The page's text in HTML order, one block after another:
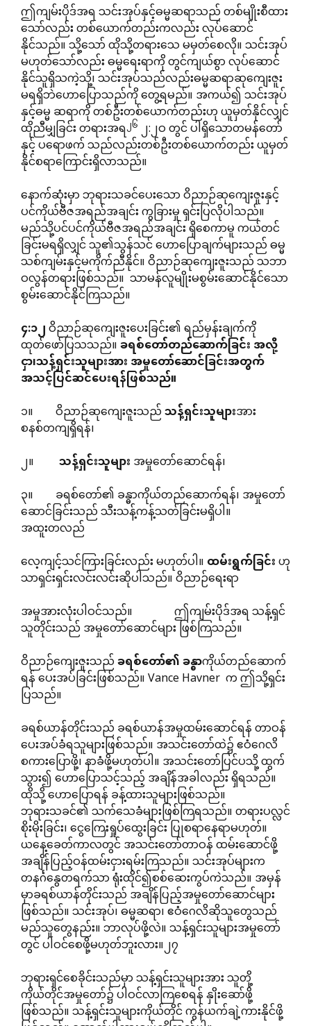
ဤကျမ်းပိုဒ်အရ သင်းအုပ်နှင့်ဓမ္မဆရာသည် တစ်မျိုးစီထား
သော်လည်း တစ်ယောက်တည်းကလည်း လုပ်ဆောင်
နိုင်သည်။ သို့သော် ထိုသို့တရားသေ မမှတ်စေလို။ သင်းအုပ်
မဟုတ်သော်လည်း ဓမ္မရေးရာကို တွင်ကျယ်စွာ လုပ်ဆောင်
နိုင်သူရှိသကဲ့သို့၊ သင်းအုပ်သည်လည်းဓမ္မဆရာဆုကျေးဇူး
မရရှိဘဲဟောပြောသည်ကို တွေ့ရမည်။ အကယ်၍ သင်းအုပ်
နှင့်ဓမ္မ ဆရာကို တစ်ဦးတစ်ယောက်တည်းဟု ယူမှတ်နိုင်လျှင်
ထိုညီမျှခြင်း တရားအရ၂၆၂:၂ဝ တွင် ပါရှိသောတမန်တော်
နှင့် ပရောဖက် သည်လည်းတစ်ဦးတစ်ယောက်တည်း ယူမှတ်
နိုင်စရာကြောင်းရှိလာသည်။
နောက်ဆုံးမှာ ဘုရားသခင်ပေးသော ဝိညာဉ်ဆုကျေးဇူးနှင့်
ပင်ကိုယ်ဗီဇအရည်အချင်း ကွခြားမှု ရှင်းပြလိုပါသည်။
မည်သို့ပင်ပင်ကိုယ်ဗီဇအရည်အချင်း ရှိစေကာမူ ကယ်တင်
ခြင်းမရရှိလျှင် သူ၏သွန်သင် ဟောပြောချက်များသည် ဓမ္မ
သစ်ကျမ်းနှင့်မကိုက်ညီနိုင်။ ဝိညာဉ်ဆုကျေးဇူးသည် သဘာ
ဝလွန်တရားဖြစ်သည်။ သာမန်လူမျိုးမစွမ်းဆောင်နိုင်သော
စွမ်းဆောင်နိုင်ကြသည်။
၄:၁၂ဝိညာဉ်ဆုကျေးဇူးပေးခြင်း၏ ရည်မှန်းချက်ကို
ထုတ်ဖော်ပြသသည်။ခရစ်တော်တည်ဆောက်ခြင်းအလို့
ငှာ၊သန့်ရှင်းသူများအားအမှုတော်ဆောင်ခြင်းအတွက်
အသင့်ပြင်ဆင်ပေးရန်ဖြစ်သည်။
၁။ ဝိညာဉ်ဆုကျေးဇူးသည်သန့်ရှင်းသူများအား
စနစ်တကျရှိရန်၊
၂။ သန့်ရှင်းသူများအမှုတော်ဆောင်ရန်၊
၃။ ခရစ်တော်၏ ခန္ဓာကိုယ်တည်ဆောက်ရန်၊ အမှုတော်
ဆောင်ခြင်းသည် သီးသန့်ကန့်သတ်ခြင်းမရှိပါ။
အထူးတလည်
လေ့ကျင့်သင်ကြားခြင်းလည်း မဟုတ်ပါ။ထမ်းရွက်ခြင်းဟု
သာရှင်းရှင်းလင်းလင်းဆိုပါသည်။ ဝိညာဉ်ရေးရာ
အမှုအားလုံးပါဝင်သည်။ ဤကျမ်းပိုဒ်အရ သန့်ရှင်
သူတိုင်းသည် အမှုတော်ဆောင်များ ဖြစ်ကြသည်။
ဝိညာဉ်ကျေးဇူးသည်ခရစ်တော်၏ခန္ဓာကိုယ်တည်ဆောက်
ရန် ပေးအပ်ခြင်းဖြစ်သည်။ Vance Havner က ဤသို့ရှင်း
ပြသည်။
ခရစ်ယာန်တိုင်းသည် ခရစ်ယာန်အမှုထမ်းဆောင်ရန် တာဝန်
ပေးအပ်ခံရသူများဖြစ်သည်။ အသင်းတော်ထဲ၌ ဧဝံဂေလိ
စကားပြောဖို့၊ နာခံဖို့မဟုတ်ပါ။ အသင်းတော်ပြင်ပသို့ ထွက်
သွား၍ ဟောပြောသင့်သည့် အချိန်အခါလည်း ရှိရသည်။
ထိုသို့ ဟောပြောရန် ခန့်ထားသူများဖြစ်သည်။
ဘုရားသခင်၏ သက်သေခံများဖြစ်ကြရသည်။ တရားပလ္လင်
စိုးမိုးခြင်း၊ ငွေကြေးရှုပ်ထွေးခြင်း ပြုစရာနေရာမဟုတ်။
ယနေ့ခေတ်ကာလတွင် အသင်းတော်တာဝန် ထမ်းဆောင်ဖို့
အချိန်ပြည့်ဝန်ထမ်းငှားရမ်းကြသည်။ သင်းအုပ်များက
တနင်္ဂနွေတရက်သာ ရုံးထိုင်၍စစ်ဆေးကွပ်ကဲသည်။ အမှန်
မှာခရစ်ယာန်တိုင်းသည် အချိန်ပြည့်အမှုတော်ဆောင်များ
ဖြစ်သည်။ သင်းအုပ်၊ ဓမ္မဆရာ၊ ဧဝံဂေလိဆိုသူတွေသည်
မည်သူတွေနည်း။ ဘာလုပ်ဖို့လဲ။ သန့်ရှင်းသူများအမှုတော်
တွင် ပါဝင်စေဖို့မဟုတ်ဘူးလား။၂၇
ဘုရားရှင်စေခိုင်းသည်မှာ သန့်ရှင်းသူများအား သူတို့
ကိုယ်တိုင်အမှုတော်၌ ပါဝင်လာကြစေရန် နှိုးဆော်ဖို့
ဖြစ်သည်။ သန့်ရှင်းသူများကိုယ်တိုင် ကွန်ယက်ချဲ့ကားနိုင်ဖို့